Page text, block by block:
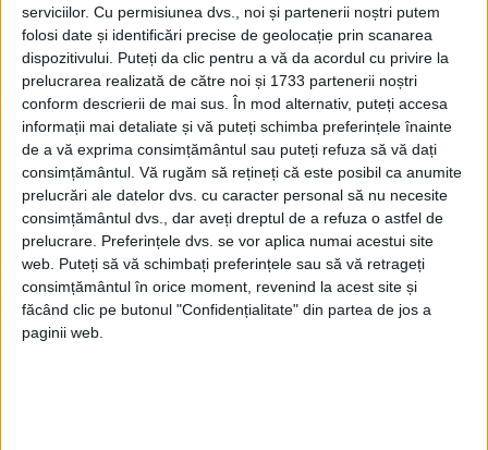
serviciilor. Cu permisiunea dvs., noi și partenerii noștri putem
folosi date și identificări precise de geolocație prin scanarea
dispozitivului. Puteți da clic pentru a vă da acordul cu privire la
prelucrarea realizată de către noi și 1733 partenerii noștri
conform descrierii de mai sus. În mod alternativ, puteți accesa
informații mai detaliate și vă puteți schimba preferințele înainte
de a vă exprima consimțământul sau puteți refuza să vă dați
consimțământul. Vă rugăm să rețineți că este posibil ca anumite
prelucrări ale datelor dvs. cu caracter personal să nu necesite
consimțământul dvs., dar aveți dreptul de a refuza o astfel de
prelucrare. Preferințele dvs. se vor aplica numai acestui site
web. Puteți să vă schimbați preferințele sau să vă retrageți
consimțământul în orice moment, revenind la acest site și
făcând clic pe butonul "Confidențialitate" din partea de jos a
paginii web.
„Simeon Murafa, născut la 24 mai 1887,
mort la 20 august 1917; Pr. Alexei
Mateevici, născut la 16 martie 1888, mort
la 13 august 1917; Andrei Hodorogea,
născut octombrie 1878, mort la 20 august
1917”.
Pe piedestal, în fața basoreliefurilor, era